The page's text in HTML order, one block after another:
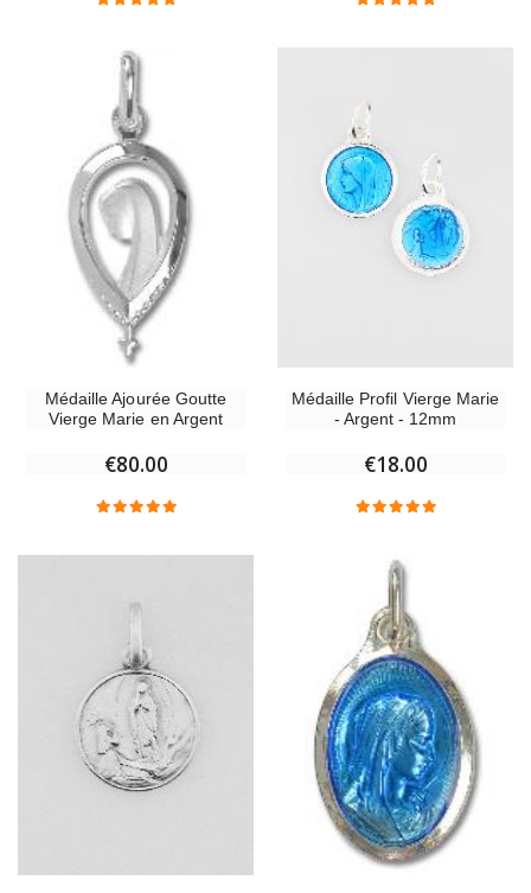
Médaille Ajourée Goutte
Vierge Marie en Argent
€80.00
Médaille Profil Vierge Marie
- Argent - 12mm
€18.00